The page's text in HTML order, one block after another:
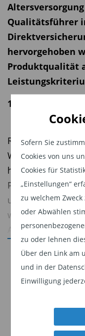
Sofern Sie
Cookies von uns
Cookies für
„Einstellungen“
zu welchem
oder Abwählen
zu oder lehnen
Über den Link am
und in der
Einwilligung
Qualitätsführer
hervorgehoben
Produktqualität
14.09.2023 | 10:27
Ruven Simon,
WWK erklärt: „Die
hohe
unsere
wachsende
Altersvorsorge
eine starke
wachsende
Bestreben, die
Arbeitgeber
erfolgreiche
Arbeitsschritte
Dieser Inhalt
bestimmt. Mit
und stimmen